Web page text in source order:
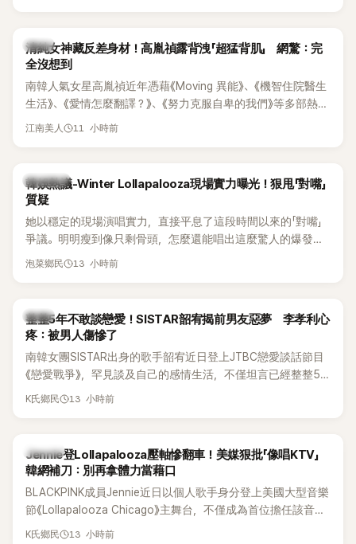
韓星
清純女神藏反差身材！高胤禎露背洩「超猛背肌」 網驚：完
全沒想到
南韓人氣女星高胤禎近年憑藉《Moving 異能》、《機智住院醫生
生活》、《愛情怎麼翻譯？》、《努力克服自卑的我們》等多部熱門
作品，躍升為韓劇新一代女神代表，不僅演技備受肯定，精緻
細身材下的超狂背肌與肩膀線條，反差感十足，讓不少網友看
傻直呼：「原來她身材這麼猛！」
江南美人 11 小時前
熱議討論
韓娛熱議-Winter Lollapalooza現場實力曝光！狠甩「對嘴」
質疑
她以穩定的現場演唱實力，直接平息了這段時間以來的「對嘴」
爭議。明明瘦到像只剩骨頭，怎麼還能唱出這麼驚人的爆發力
和音量？
泡菜鄉民 13 小時前
韓星
整整5年不敢談戀愛！SISTAR韶宥揭前男友惡夢 李孝利心
疼：被男人傷慘了
南韓女團SISTAR出身的歌手韶宥近日登上JTBC戀愛談話節目
《戀愛戰爭》，罕見談及自己的感情生活，不僅坦言已經整整5
年沒有談戀愛，更首度透露空窗至今的原因，全與上一段戀情
K氏鄉民 13 小時前
K-POP
Jennie登Lollapalooza壓軸慘翻車！美媒狠批「像唱KTV」
韓網補刀：別再拿體力當藉口
BLACKPINK成員Jennie近日以個人歌手身分登上美國大型音樂
節《Lollapalooza Chicago》主舞台，不僅成為首位擔任該音樂
節Headliner（壓軸主秀）的K-POP女SOLO歌手，寫下全新紀
K氏鄉民 13 小時前